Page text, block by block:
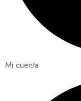
Mi cuenta